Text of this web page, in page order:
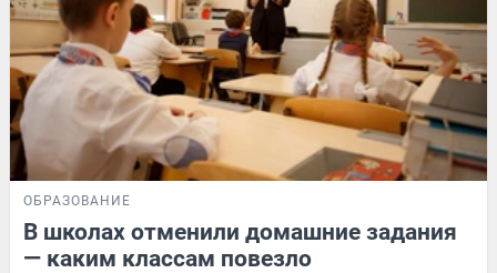
ОБРАЗОВАНИЕ
В школах отменили домашние задания
— каким классам повезло